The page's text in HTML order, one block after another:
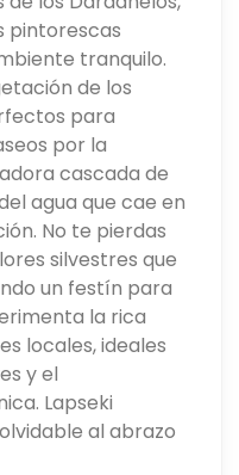
pintorescas
tranquilo.
de los
para
por la
cascada de
agua que cae en
No te pierdas
silvestres que
un festín para
la rica
locales, ideales
y el
Lapseki
al abrazo